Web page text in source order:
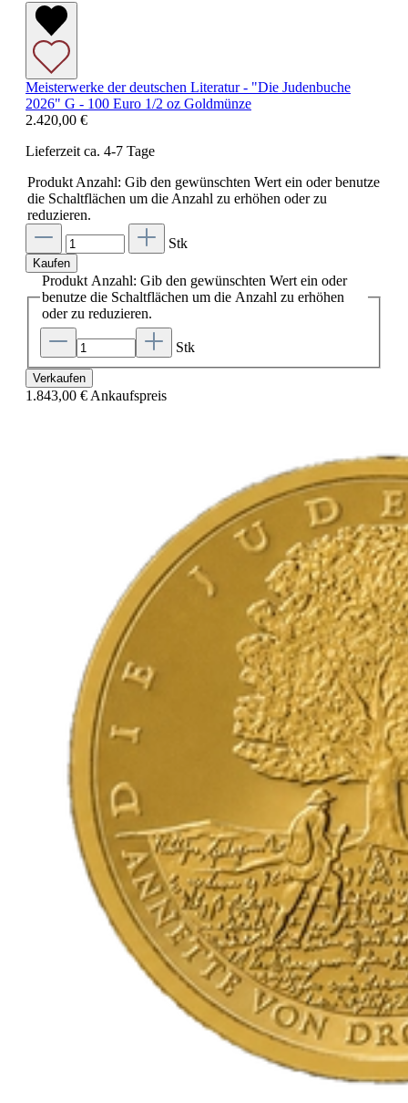
Meisterwerke der deutschen Literatur - "Die Judenbuche
2026" G - 100 Euro 1/2 oz Goldmünze
2.420,00 €
Lieferzeit ca. 4-7 Tage
Produkt Anzahl: Gib den gewünschten Wert ein oder benutze
die Schaltflächen um die Anzahl zu erhöhen oder zu
reduzieren.
Stk
Kaufen
Produkt Anzahl: Gib den gewünschten Wert ein oder
benutze die Schaltflächen um die Anzahl zu erhöhen
oder zu reduzieren.
Stk
Verkaufen
1.843,00 € Ankaufspreis